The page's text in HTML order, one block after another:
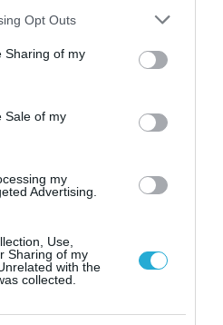
app uses one or more Google
behaviour. You may click to
and its third-party tags to
purposes in below Google
Opt Outs
Sharing of my
Sale of my
my
Advertising.
Use,
Sharing of my
with the
collected.
Courier Center